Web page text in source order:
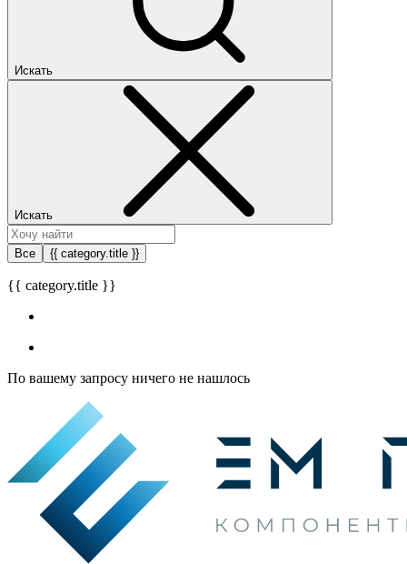
Искать
Искать
Все {{ category.title }}
{{ category.title }}
По вашему запросу ничего не нашлось